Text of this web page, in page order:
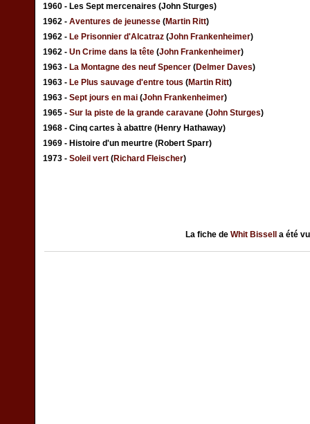
1960 - Les Sept mercenaires (John Sturges)
1962 - Aventures de jeunesse (Martin Ritt)
1962 - Le Prisonnier d'Alcatraz (John Frankenheimer)
1962 - Un Crime dans la tête (John Frankenheimer)
1963 - La Montagne des neuf Spencer (Delmer Daves)
1963 - Le Plus sauvage d'entre tous (Martin Ritt)
1963 - Sept jours en mai (John Frankenheimer)
1965 - Sur la piste de la grande caravane (John Sturges)
1968 - Cinq cartes à abattre (Henry Hathaway)
1969 - Histoire d'un meurtre (Robert Sparr)
1973 - Soleil vert (Richard Fleischer)
La fiche de Whit Bissell a été